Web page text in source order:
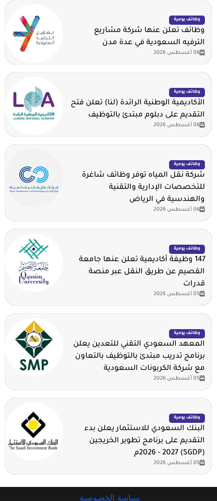
وظائف يومية
وظائف تعلن عنها شركة مشاريع
الترفيه السعودية في عدة مدن
06 أغسطس 2026
وظائف يومية
الأكاديمية الوطنية الرائدة (لنا) تعلن فتح
التقديم على دبلوم مبتدئ بالتوظيف
06 أغسطس 2026
وظائف يومية
شركة نقل المياه توفر وظائف شاغرة
للتخصصات الإدارية والتقنية
والهندسية في الرياض
06 أغسطس 2026
وظائف يومية
147 وظيفة أكاديمية تعلن عنها جامعة
القصيم عن طريق النقل عبر منصة
قدرات
05 أغسطس 2026
وظائف يومية
المعهد السعودي التقني للتعدين يعلن
برنامج تدريب مبتدئ بالتوظيف بالتعاون
مع شركة الكربونات السعودية
05 أغسطس 2026
وظائف يومية
البنك السعودي للاستثمار يعلن بدء
التقديم على برنامج تطوير الخريجين
(SGDP) 2026 - 2027م
05 أغسطس 2026
سياسة الخصوصية